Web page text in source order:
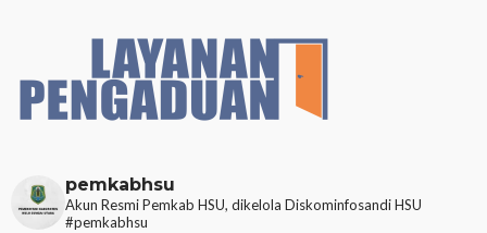
pemkabhsu
Akun Resmi Pemkab HSU, dikelola Diskominfosandi HSU
#pemkabhsu